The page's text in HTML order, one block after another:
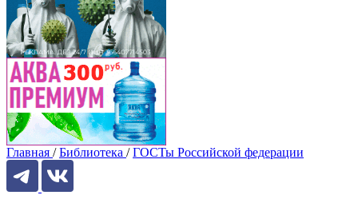
Главная / Библиотека / ГОСТы Российской федерации